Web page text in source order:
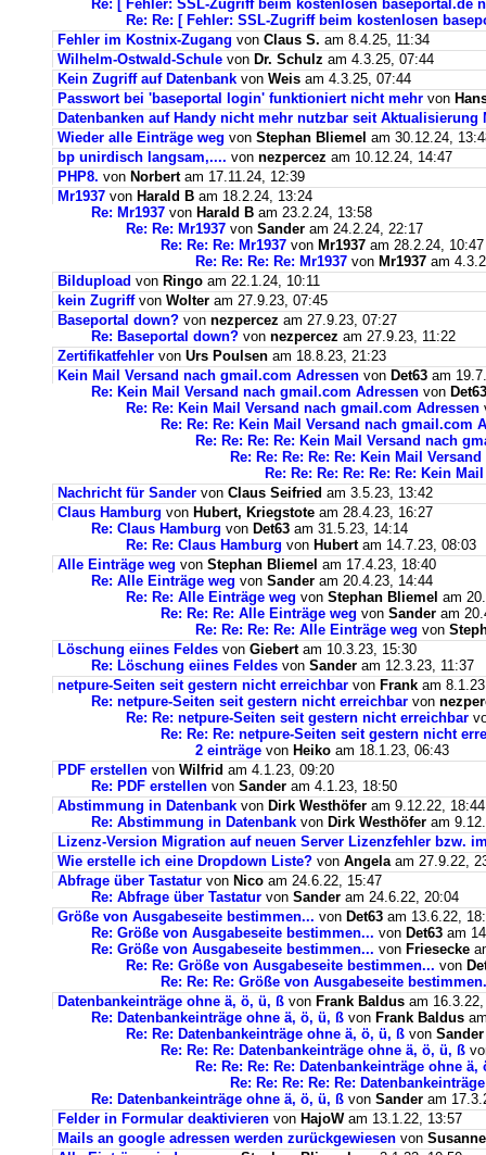
Re: [ Fehler: SSL-Zugriff beim kostenlosen baseportal.de
Re: Re: [ Fehler: SSL-Zugriff beim kostenlosen
Fehler im Kostnix-Zugang von Claus S. am 8.4.25, 11:34
Wilhelm-Ostwald-Schule von Dr. Schulz am 4.3.25, 07:44
Kein Zugriff auf Datenbank von Weis am 4.3.25, 07:44
Passwort bei 'baseportal login' funktioniert nicht mehr von
Datenbanken auf Handy nicht mehr nutzbar seit Aktualisierung
Wieder alle Einträge weg von Stephan Bliemel am 30.12.24,
bp unirdisch langsam,.... von nezpercez am 10.12.24, 14:47
PHP8. von Norbertam 17.11.24, 12:39
Mr1937 von Harald B am 18.2.24, 13:24
Re: Mr1937 von Harald B am 23.2.24, 13:58
Re: Re: Mr1937 von Sander am 24.2.24, 22:17
Re: Re: Re: Mr1937 von Mr1937 am 28.2.24, 10:47
Re: Re: Re: Re: Mr1937 von Mr1937 am
Bildupload von Ringo am 22.1.24, 10:11
kein Zugriffvon Wolter am 27.9.23, 07:45
Baseportal down? von nezpercez am 27.9.23, 07:27
Re: Baseportal down? von nezpercez am 27.9.23, 11:22
Zertifikatfehler von Urs Poulsen am 18.8.23, 21:23
Kein Mail Versand nach gmail.com Adressen von Det63 am
Re: Kein Mail Versand nach gmail.com Adressen von Det63
Re: Re: Kein Mail Versand nach gmail.com Adressen
Re: Re: Re: Kein Mail Versand nach gmail.com
Re: Re: Re: Re: Kein Mail Versand nach
Re: Re: Re: Re: Re: Kein Mail
Re: Re: Re: Re: Re: Re: Kein
Nachricht für Sander von Claus Seifried am 3.5.23, 13:42
Claus Hamburg von Hubert, Kriegstote am 28.4.23, 16:27
Re: Claus Hamburg von Det63 am 31.5.23, 14:14
Re: Re: Claus Hamburg von Hubertam 14.7.23, 08:03
Alle Einträge weg von Stephan Bliemel am 17.4.23, 18:40
Re: Alle Einträge weg von Sander am 20.4.23, 14:44
Re: Re: Alle Einträge weg von Stephan Bliemel am
Re: Re: Re: Alle Einträge weg von Sander am
Re: Re: Re: Re: Alle Einträge weg von
Löschung eiines Feldes von Giebertam 10.3.23, 15:30
Re: Löschung eiines Feldes von Sander am 12.3.23, 11:37
netpure-Seiten seit gestern nicht erreichbar von Frank am
Re: netpure-Seiten seit gestern nicht erreichbar von
Re: Re: netpure-Seiten seit gestern nicht erreichbar
Re: Re: Re: netpure-Seiten seit gestern nicht
2 einträge von Heiko am 18.1.23, 06:43
PDF erstellen von Wilfrid am 4.1.23, 09:20
Re: PDF erstellen von Sander am 4.1.23, 18:50
Abstimmung in Datenbank von Dirk Westhöfer am 9.12.22, 18:44
Re: Abstimmung in Datenbank von Dirk Westhöfer am
Lizenz-Version Migration auf neuen Server Lizenzfehler bzw.
Wie erstelle ich eine Dropdown Liste? von Angela am 27.9.22,
Abfrage über Tastatur von Nico am 24.6.22, 15:47
Re: Abfrage über Tastatur von Sander am 24.6.22, 20:04
Größe von Ausgabeseite bestimmen... von Det63 am 13.6.22,
Re: Größe von Ausgabeseite bestimmen... von Det63 am
Re: Größe von Ausgabeseite bestimmen... von Friesecke
Re: Re: Größe von Ausgabeseite bestimmen... von
Re: Re: Re: Größe von Ausgabeseite
Datenbankeinträge ohne ä, ö, ü, ß von Frank Baldus am
Re: Datenbankeinträge ohne ä, ö, ü, ß von Frank Baldus
Re: Re: Datenbankeinträge ohne ä, ö, ü, ß von Sander
Re: Re: Re: Datenbankeinträge ohne ä, ö, ü, ß
Re: Re: Re: Re: Datenbankeinträge ohne ä,
Re: Re: Re: Re: Re:
Re: Datenbankeinträge ohne ä, ö, ü, ß von Sander am
Felder in Formular deaktivieren von HajoWam 13.1.22, 13:57
Mails an google adressen werden zurückgewiesen von Susanne